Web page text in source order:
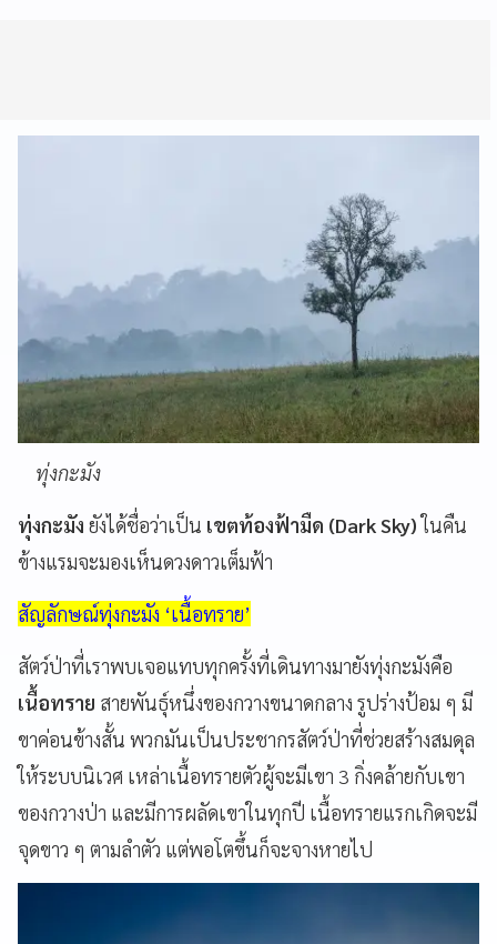
ทุ่งกะมัง
ทุ่งกะมัง ยังได้ชื่อว่าเป็น เขตท้องฟ้ามืด (Dark Sky)ในคืน
ข้างแรมจะมองเห็นดวงดาวเต็มฟ้า
สัญลักษณ์ทุ่งกะมัง ‘เนื้อทราย’
สัตว์ป่าที่เราพบเจอแทบทุกครั้งที่เดินทางมายังทุ่งกะมังคือ
เนื้อทราย สายพันธุ์หนึ่งของกวางขนาดกลาง รูปร่างป้อม ๆ มี
ขาค่อนข้างสั้น พวกมันเป็นประชากรสัตว์ป่าที่ช่วยสร้างสมดุล
ให้ระบบนิเวศ เหล่าเนื้อทรายตัวผู้จะมีเขา 3 กิ่งคล้ายกับเขา
ของกวางป่า และมีการผลัดเขาในทุกปี เนื้อทรายแรกเกิดจะมี
จุดขาว ๆ ตามลำตัว แต่พอโตขึ้นก็จะจางหายไป